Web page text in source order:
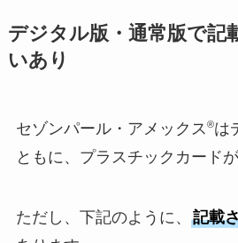
デジタル版・通常版で記
いあり
セゾンパール・アメックス®は
ともに、プラスチックカード
ただし、下記のように、 記載